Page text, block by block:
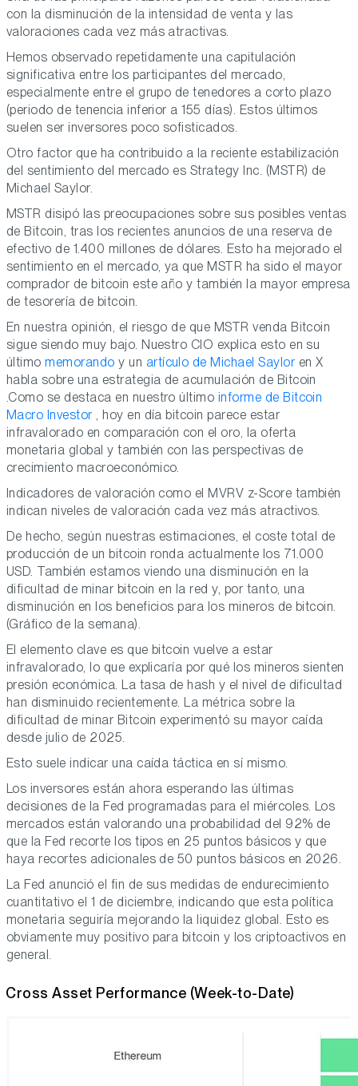
con la disminución de la intensidad de venta y las
valoraciones cada vez más atractivas.
Hemos observado repetidamente una capitulación
significativa entre los participantes del mercado,
especialmente entre el grupo de tenedores a corto plazo
(periodo de tenencia inferior a 155 días). Estos últimos
suelen ser inversores poco sofisticados.
Otro factor que ha contribuido a la reciente estabilización
del sentimiento del mercado es Strategy Inc. (MSTR) de
Michael Saylor.
MSTR disipó las preocupaciones sobre sus posibles ventas
de Bitcoin, tras los recientes anuncios de una reserva de
efectivo de 1.400 millones de dólares. Esto ha mejorado el
sentimiento en el mercado, ya que MSTR ha sido el mayor
comprador de bitcoin este año y también la mayor empresa
de tesorería de bitcoin.
En nuestra opinión, el riesgo de que MSTR venda Bitcoin
sigue siendo muy bajo. Nuestro CIO explica esto en su
últimomemorando y un artículo de Michael Saylor en X
habla sobre una estrategia de acumulación de Bitcoin
.Como se destaca en nuestro último informe de Bitcoin
Macro Investor , hoy en día bitcoin parece estar
infravalorado en comparación con el oro, la oferta
monetaria global y también con las perspectivas de
crecimiento macroeconómico.
Indicadores de valoración como el MVRV z-Score también
indican niveles de valoración cada vez más atractivos.
De hecho, según nuestras estimaciones, el coste total de
producción de un bitcoin ronda actualmente los 71.000
USD. También estamos viendo una disminución en la
dificultad de minar bitcoin en la red y, por tanto, una
disminución en los beneficios para los mineros de bitcoin.
(Gráfico de la semana).
El elemento clave es que bitcoin vuelve a estar
infravalorado, lo que explicaría por qué los mineros sienten
presión económica. La tasa de hash y el nivel de dificultad
han disminuido recientemente. La métrica sobre la
dificultad de minar Bitcoin experimentó su mayor caída
desde julio de 2025.
Esto suele indicar una caída táctica en sí mismo.
Los inversores están ahora esperando las últimas
decisiones de la Fed programadas para el miércoles. Los
mercados están valorando una probabilidad del 92% de
que la Fed recorte los tipos en 25 puntos básicos y que
haya recortes adicionales de 50 puntos básicos en 2026.
La Fed anunció el fin de sus medidas de endurecimiento
cuantitativo el 1 de diciembre, indicando que esta política
monetaria seguiría mejorando la liquidez global. Esto es
obviamente muy positivo para bitcoin y los criptoactivos en
general.
Cross Asset Performance (Week-to-Date)